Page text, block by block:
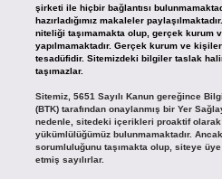
şirketi ile hiçbir bağlantısı
hazırladığımız makaleler
niteliği taşımamakta olup, gerçek kurum
yapılmamaktadır. Gerçek kurum ve
tesadüfidir. Sitemizdeki bilgiler taslak
taşımazlar.
Sitemiz, 5651 Sayılı Kanun gereğince
(BTK) tarafından onaylanmış bir Yer
nedenle, sitedeki içerikleri proaktif olarak
yükümlülüğümüz bulunmamaktadır.
sorumluluğunu taşımakta olup, siteye
etmiş sayılırlar.